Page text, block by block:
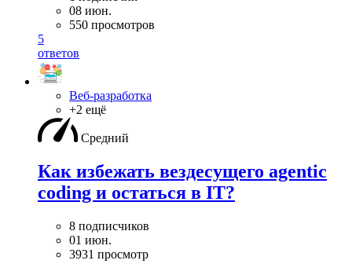
08 июн.
550 просмотров
5
ответов
Веб-разработка
+2 ещё
Средний
Как избежать вездесущего agentic
coding и остаться в IT?
8 подписчиков
01 июн.
3931 просмотр